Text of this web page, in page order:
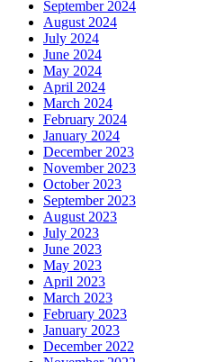
September 2024
August 2024
July 2024
June 2024
May 2024
April 2024
March 2024
February 2024
January 2024
December 2023
November 2023
October 2023
September 2023
August 2023
July 2023
June 2023
May 2023
April 2023
March 2023
February 2023
January 2023
December 2022